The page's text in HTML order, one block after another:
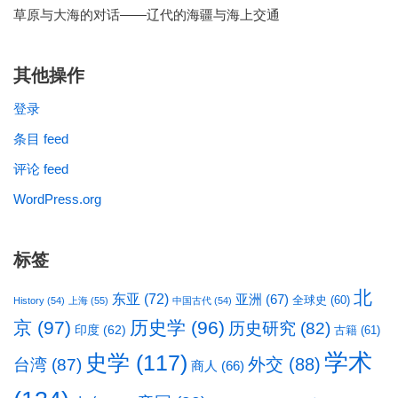
草原与大海的对话——辽代的海疆与海上交通
其他操作
登录
条目 feed
评论 feed
WordPress.org
标签
History (54) 上海 (55) 东亚 (72) 中国古代 (54) 亚洲 (67) 全球史 (60) 北
京 (97) 印度 (62) 历史学 (96) 历史研究 (82) 古籍 (61)
台湾 (87) 史学 (117) 商人 (66) 外交 (88) 学术